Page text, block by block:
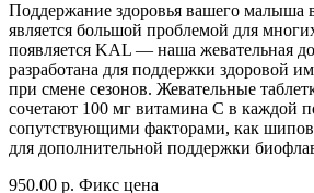
Поддержание здоровья вашего малыша
является большой проблемой для
появляется KAL — наша жевательная
разработана для поддержки здоровой
при смене сезонов. Жевательные
сочетают 100 мг витамина C в каждой
сопутствующими факторами, как
для дополнительной поддержки
950.00 р. Фикс цена